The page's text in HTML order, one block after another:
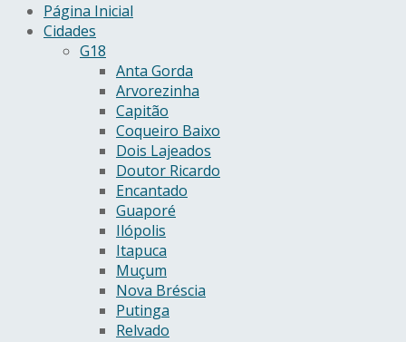
Página Inicial
Cidades
G18
Anta Gorda
Arvorezinha
Capitão
Coqueiro Baixo
Dois Lajeados
Doutor Ricardo
Encantado
Guaporé
Ilópolis
Itapuca
Muçum
Nova Bréscia
Putinga
Relvado